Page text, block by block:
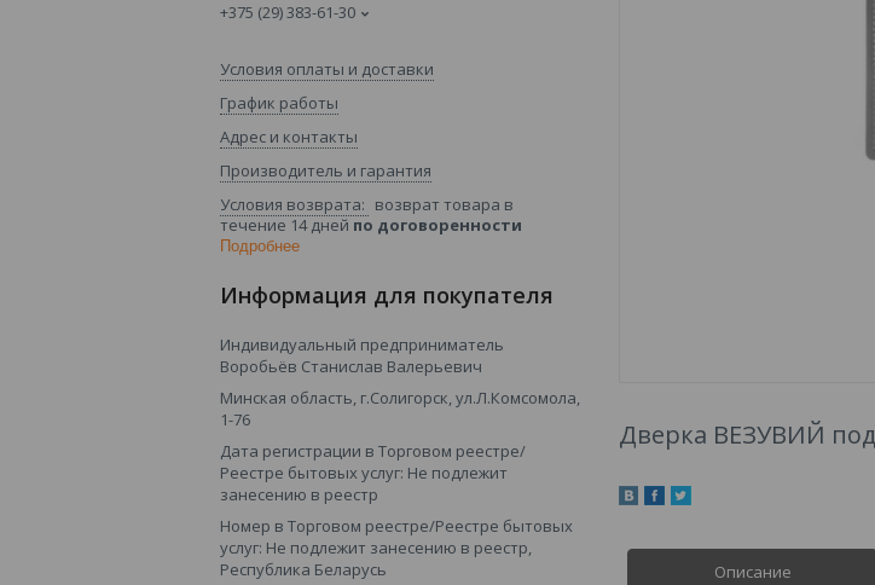
Дверка ВЕЗУВИЙ
Описание
+375 (29) 383-61-30
Условия оплаты и доставки
График работы
Адрес и контакты
Производитель и гарантия
возврат товара в
течение 14 дней по договоренности
Подробнее
Информация для покупателя
Индивидуальный предприниматель
Воробьёв Станислав Валерьевич
Минская область, г.Солигорск, ул.Л.Комсомола,
1-76
Дата регистрации в Торговом реестре/
Реестре бытовых услуг: Не подлежит
занесению в реестр
Номер в Торговом реестре/Реестре бытовых
услуг: Не подлежит занесению в реестр,
Республика Беларусь